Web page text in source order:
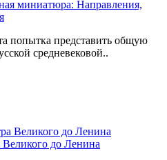
миниатюра: Направления,
попытка представить общую
средневековой..
до Ленина